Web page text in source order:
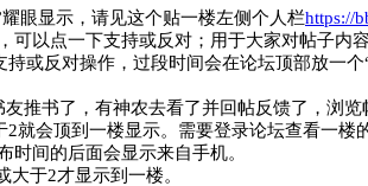
眼显示，请见这个贴一楼左侧个人栏https://
可以点一下支持或反对 ；用于大家对帖子内
或反对操作，过段时间会在论坛顶部放一
推书了，有神农去看了并回帖反馈了，浏
2就会顶到一楼显示。需要登录论坛查看一楼
间的后面会显示来自手机。
于2才显示到一楼。